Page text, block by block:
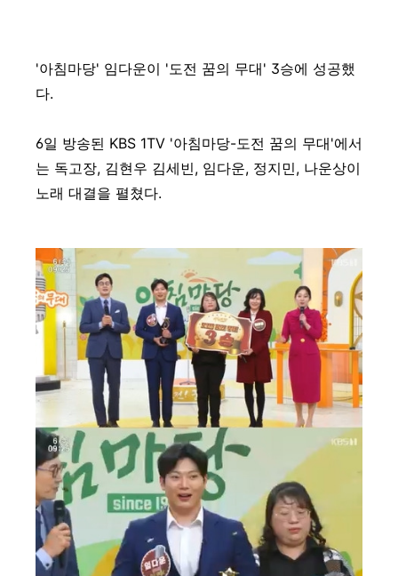
'아침마당' 임다운이 '도전 꿈의 무대' 3승에 성공했
다.
6일 방송된 KBS 1TV '아침마당-도전 꿈의 무대'에서
는 독고장, 김현우 김세빈, 임다운, 정지민, 나운상이
노래 대결을 펼쳤다.